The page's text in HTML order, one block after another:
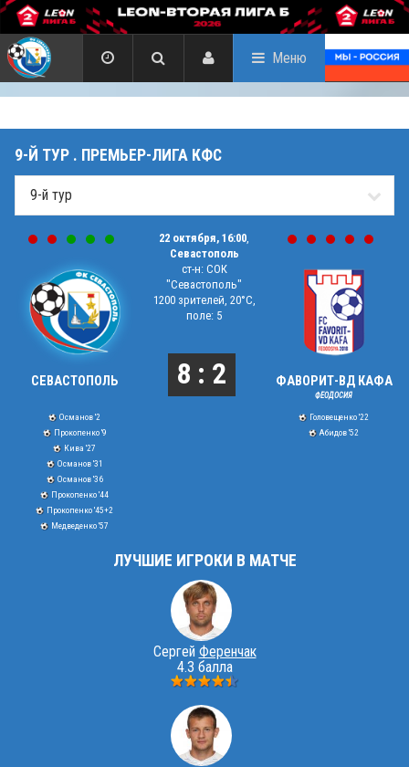
Меню
9-Й ТУР . ПРЕМЬЕР-ЛИГА КФС
СЕВАСТОПОЛЬ
Османов '2
Прокопенко '9
Кива '27
Османов '31
Османов '36
Прокопенко '44
Прокопенко '45+2
Медведенко '57
22 октября, 16:00
Севастополь
ст-н: СОК
"Севастополь"
1200 зрителей, 20°C,
поле: 5
8 : 2 ФАВОРИТ-ВД КАФА
ФЕОДОСИЯ
Головещенко '22
Абидов '52
ЛУЧШИЕ ИГРОКИ В МАТЧЕ
Сергей Ференчак
4.3 балла